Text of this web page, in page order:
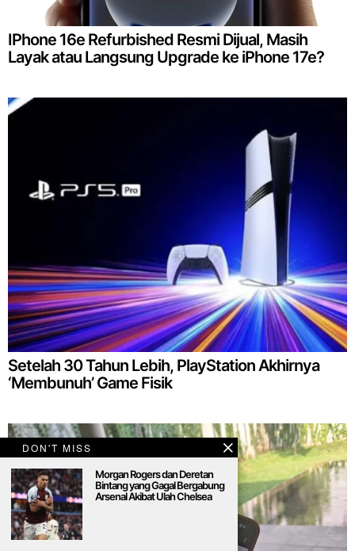
IPhone 16e Refurbished Resmi Dijual, Masih
Layak atau Langsung Upgrade ke iPhone 17e?
Setelah 30 Tahun Lebih, PlayStation Akhirnya
‘Membunuh’ Game Fisik
DON'T MISS
Morgan Rogers dan Deretan
Bintang yang Gagal Bergabung
Arsenal Akibat Ulah Chelsea